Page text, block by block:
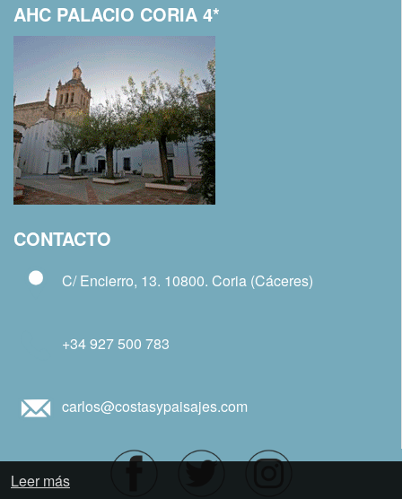
AHC PALACIO CORIA 4*
CONTACTO
C/ Encierro, 13. 10800. Coria (Cáceres)
+34 927 500 783
carlos@costasypaisajes.com
Leer más